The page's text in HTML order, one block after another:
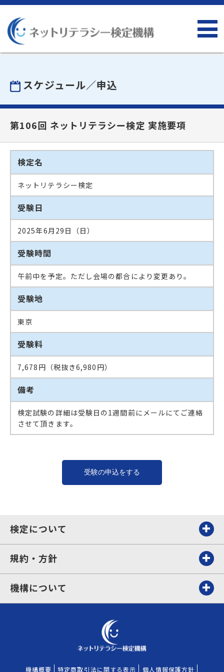
スケジュール／申込
第106回 ネットリテラシー検定 実施要項
検定名
ネットリテラシー検定
受験日
2025年6月29日（日）
受験時間
午前中を予定。ただし会場の都合により変更あり。
受験地
東京
受験料
7,678円（税抜き6,980円）
備考
検定試験の詳細は受験日の1週間前にメールにてご連絡
させて頂きます。
検定について
規約・方針
機構について
機構概要 特定商取引法に関する表示 個人情報保護方針